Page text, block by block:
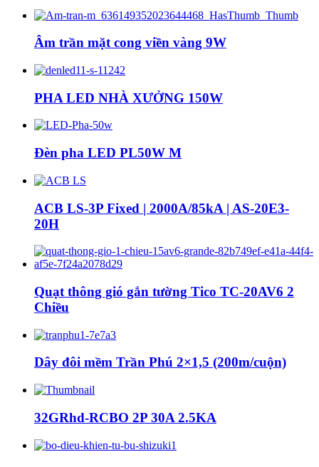
Âm trần mặt cong viền vàng 9W
PHA LED NHÀ XƯỞNG 150W
Đèn pha LED PL50W M
ACB LS-3P Fixed | 2000A/85kA | AS-20E3-
20H
Quạt thông gió gắn tường Tico TC-20AV6 2
Chiều
Dây đôi mềm Trần Phú 2×1,5 (200m/cuộn)
32GRhd-RCBO 2P 30A 2.5KA